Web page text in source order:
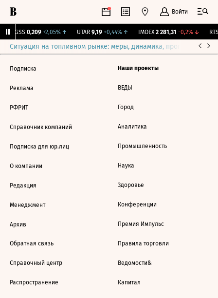
Войти
RGSS 0,209 +2,05%↑ UTAR 9,19 +0,44%↑ IMOEX 2 281,31 -0,2%↓ RTSI
Ситуация на топливном рынке: меры, динамика, прогнозы
Подписка
Реклама
РФРИТ
Справочник компаний
Подписка для юр.лиц
О компании
Редакция
Менеджмент
Архив
Обратная связь
Справочный центр
Распространение
Наши проекты
ВЕДЫ
Город
Аналитика
Промышленность
Наука
Здоровье
Конференции
Премия Импульс
Правила торговли
Ведомости&
Капитал